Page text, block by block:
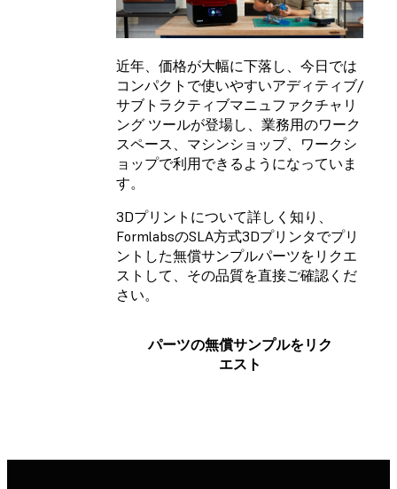
近年、価格が大幅に下落し、今日では
コンパクトで使いやすいアディティブ/
サブトラクティブマニュファクチャリ
ング ツールが登場し、業務用のワーク
スペース、マシンショップ、ワークシ
ョップで利用できるようになっていま
す。
3Dプリントについて詳しく知り、
FormlabsのSLA方式3Dプリンタでプリ
ントした無償サンプルパーツをリクエ
ストして、その品質を直接ご確認くだ
さい。
パーツの無償サンプルをリク
エスト